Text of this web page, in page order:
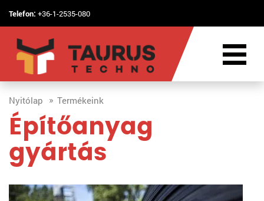
Telefon: +36-1-2535-080
Nyitólap Termékeink
Építőanyag
gyártás